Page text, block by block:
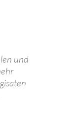
und